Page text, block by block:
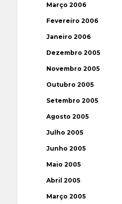
Março 2006
Fevereiro 2006
Janeiro 2006
Dezembro 2005
Novembro 2005
Outubro 2005
Setembro 2005
Agosto 2005
Julho 2005
Junho 2005
Maio 2005
Abril 2005
Março 2005